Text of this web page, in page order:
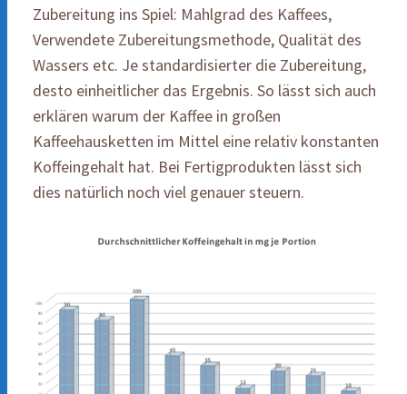
Zubereitung ins Spiel: Mahlgrad des Kaffees,
Verwendete Zubereitungsmethode, Qualität des
Wassers etc. Je standardisierter die Zubereitung,
desto einheitlicher das Ergebnis. So lässt sich auch
erklären warum der Kaffee in großen
Kaffeehausketten im Mittel eine relativ konstanten
Koffeingehalt hat. Bei Fertigprodukten lässt sich
dies natürlich noch viel genauer steuern.